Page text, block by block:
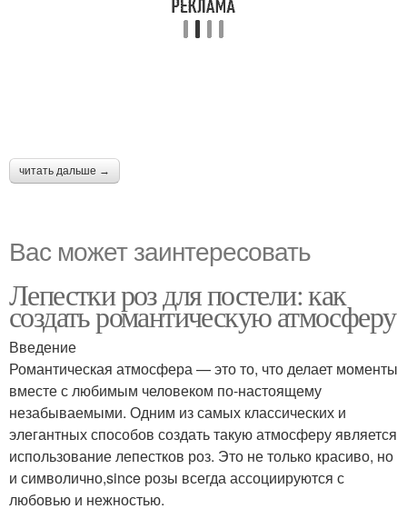
читать дальше →
Вас может заинтересовать
Лепестки роз для постели: как
создать романтическую атмосферу
Введение
Романтическая атмосфера — это то, что делает моменты
вместе с любимым человеком по-настоящему
незабываемыми. Одним из самых классических и
элегантных способов создать такую атмосферу является
использование лепестков роз. Это не только красиво, но
и символично,since розы всегда ассоциируются с
любовью и нежностью.